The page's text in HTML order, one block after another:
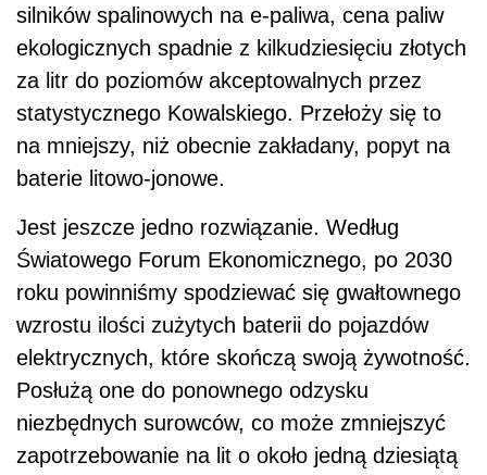
silników spalinowych na e-paliwa, cena paliw
ekologicznych spadnie z kilkudziesięciu złotych
za litr do poziomów akceptowalnych przez
statystycznego Kowalskiego. Przełoży się to
na mniejszy, niż obecnie zakładany, popyt na
baterie litowo-jonowe.
Jest jeszcze jedno rozwiązanie. Według
Światowego Forum Ekonomicznego, po 2030
roku powinniśmy spodziewać się gwałtownego
wzrostu ilości zużytych baterii do pojazdów
elektrycznych, które skończą swoją żywotność.
Posłużą one do ponownego odzysku
niezbędnych surowców, co może zmniejszyć
zapotrzebowanie na lit o około jedną dziesiątą